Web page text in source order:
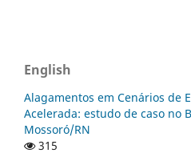
English
Alagamentos em Cenários de
Acelerada: estudo de caso no
Mossoró/RN
315